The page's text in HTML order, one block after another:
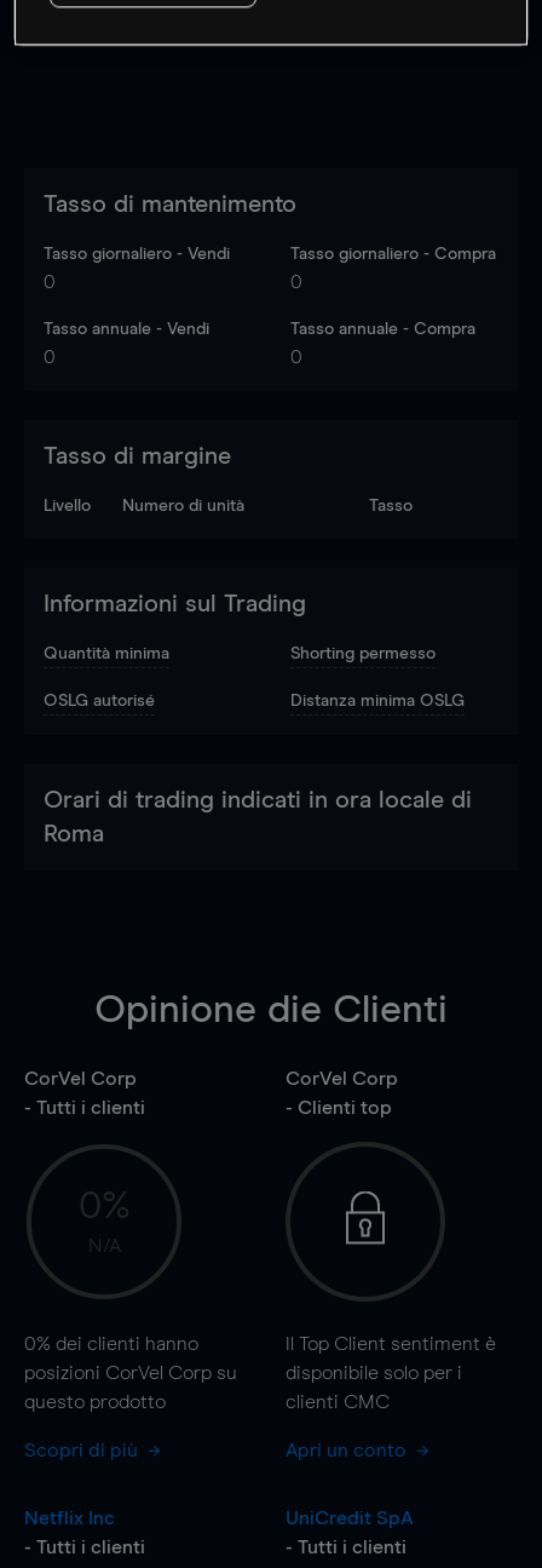
Tasso di mantenimento
Tasso giornaliero - Vendi
0
Tasso giornaliero - Compra
0
Tasso annuale - Vendi
0
Tasso annuale - Compra
0
Tasso di margine
Livello Numero di unità Tasso
Informazioni sul Trading
Quantità minima Shorting permesso
OSLG autorisé Distanza minima OSLG
Orari di trading indicati in ora locale di
Roma
Opinione die Clienti
CorVel Corp
- Tutti i clienti
0%
N/A
0% dei clienti hanno
posizioni CorVel Corp su
questo prodotto
Scopri di più
CorVel Corp
- Clienti top
Il Top Client sentiment è
disponibile solo per i
clienti CMC
Apri un conto
Netflix Inc
- Tutti i clienti
UniCredit SpA
- Tutti i clienti